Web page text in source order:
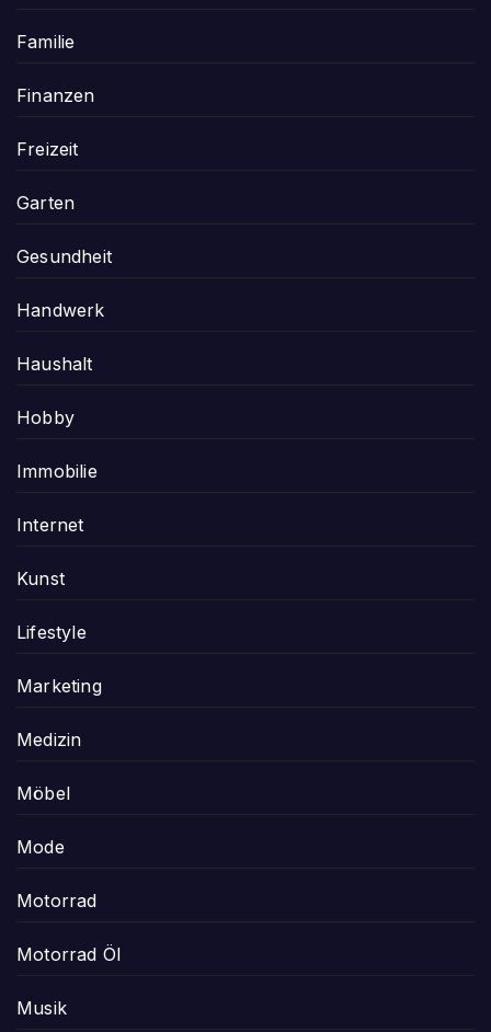
Familie
Finanzen
Freizeit
Garten
Gesundheit
Handwerk
Haushalt
Hobby
Immobilie
Internet
Kunst
Lifestyle
Marketing
Medizin
Möbel
Mode
Motorrad
Motorrad Öl
Musik